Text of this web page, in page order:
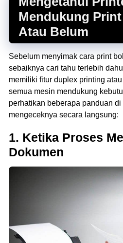
Mendukung
Atau Belum
Sebelum menyimak cara print
sebaiknya cari tahu terlebih
memiliki fitur duplex printing
semua mesin mendukung
perhatikan beberapa panduan
mengeceknya secara langsung:
1. Ketika Proses
Dokumen